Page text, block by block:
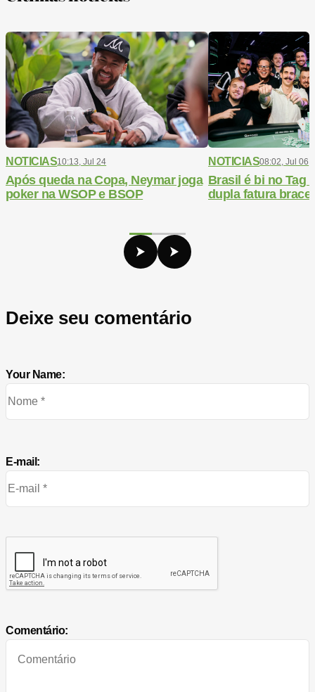
NOTICIAS10:13, Jul 24
Após queda na Copa, Neymar joga
poker na WSOP e BSOP
NOTICIAS08:02, Jul 06
Brasil é bi no Tag
dupla fatura
Deixe seu comentário
Your Name:
E-mail:
Comentário: